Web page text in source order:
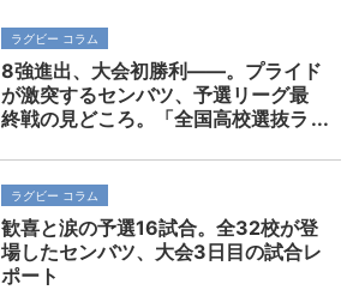
ラグビー コラム
8強進出、大会初勝利――。プライド
が激突するセンバツ、予選リーグ最
終戦の見どころ。「全国高校選抜ラ
ラグビー コラム
歓喜と涙の予選16試合。全32校が登
場したセンバツ、大会3日目の試合レ
ポート